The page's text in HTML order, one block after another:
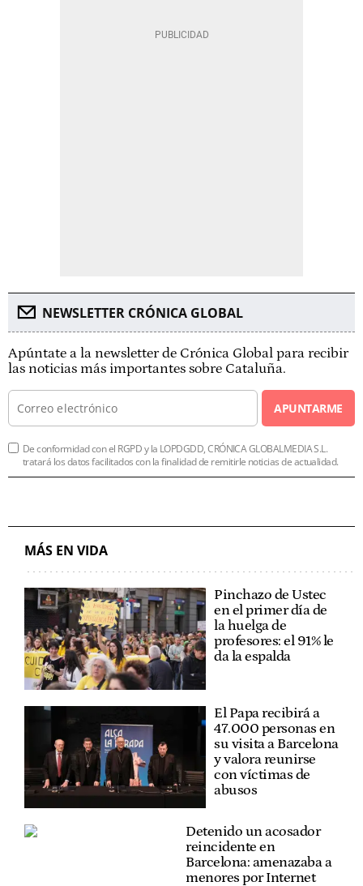
NEWSLETTER CRÓNICA GLOBAL
Apúntate a la newsletter de Crónica Global para recibir
las noticias más importantes sobre Cataluña.
APUNTARME
De conformidad con el RGPD y la LOPDGDD, CRÓNICA GLOBALMEDIA S.L.
tratará los datos facilitados con la finalidad de remitirle noticias de actualidad.
MÁS EN VIDA
Pinchazo de Ustec
en el primer día de
la huelga de
profesores: el 91% le
da la espalda
El Papa recibirá a
47.000 personas en
su visita a Barcelona
y valora reunirse
con víctimas de
abusos
Detenido un acosador
reincidente en
Barcelona: amenazaba a
menores por Internet